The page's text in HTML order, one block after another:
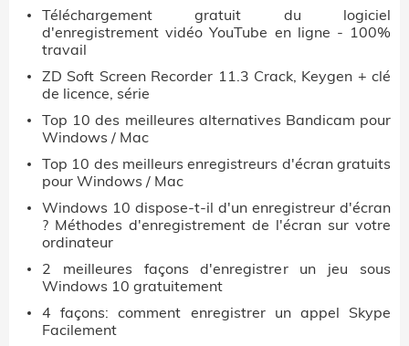
Téléchargement gratuit du logiciel
d'enregistrement vidéo YouTube en ligne - 100%
travail
ZD Soft Screen Recorder 11.3 Crack, Keygen + clé
de licence, série
Top 10 des meilleures alternatives Bandicam pour
Windows / Mac
Top 10 des meilleurs enregistreurs d'écran gratuits
pour Windows / Mac
Windows 10 dispose-t-il d'un enregistreur d'écran
? Méthodes d'enregistrement de l'écran sur votre
ordinateur
2 meilleures façons d'enregistrer un jeu sous
Windows 10 gratuitement
4 façons: comment enregistrer un appel Skype
Facilement